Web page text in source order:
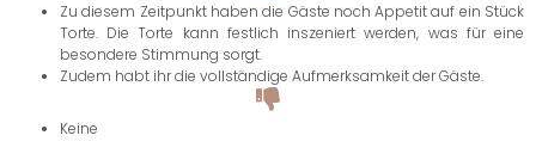
Zu diesem Zeitpunkt haben die Gäste noch Appetit auf ein Stück
Torte. Die Torte kann festlich inszeniert werden, was für eine
besondere Stimmung sorgt.
Zudem habt ihr die vollständige Aufmerksamkeit der Gäste.
Keine